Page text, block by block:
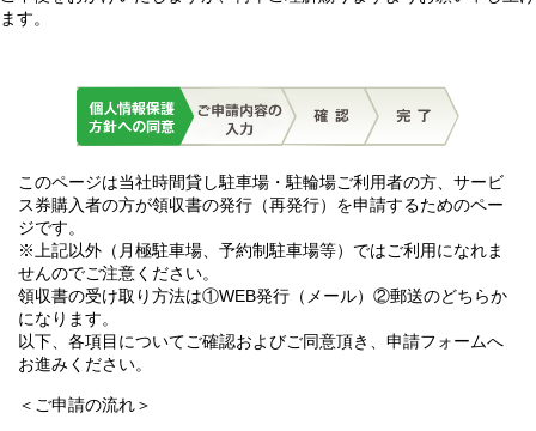
ます。
このページは当社時間貸し駐車場・駐輪場ご利用者の方、サービ
ス券購入者の方が領収書の発行（再発行）を申請するためのペー
ジです。
※上記以外（月極駐車場、予約制駐車場等）ではご利用になれま
せんのでご注意ください。
領収書の受け取り方法は①WEB発行（メール）②郵送のどちらか
になります。
以下、各項目についてご確認およびご同意頂き、申請フォームへ
お進みください。
＜ご申請の流れ＞